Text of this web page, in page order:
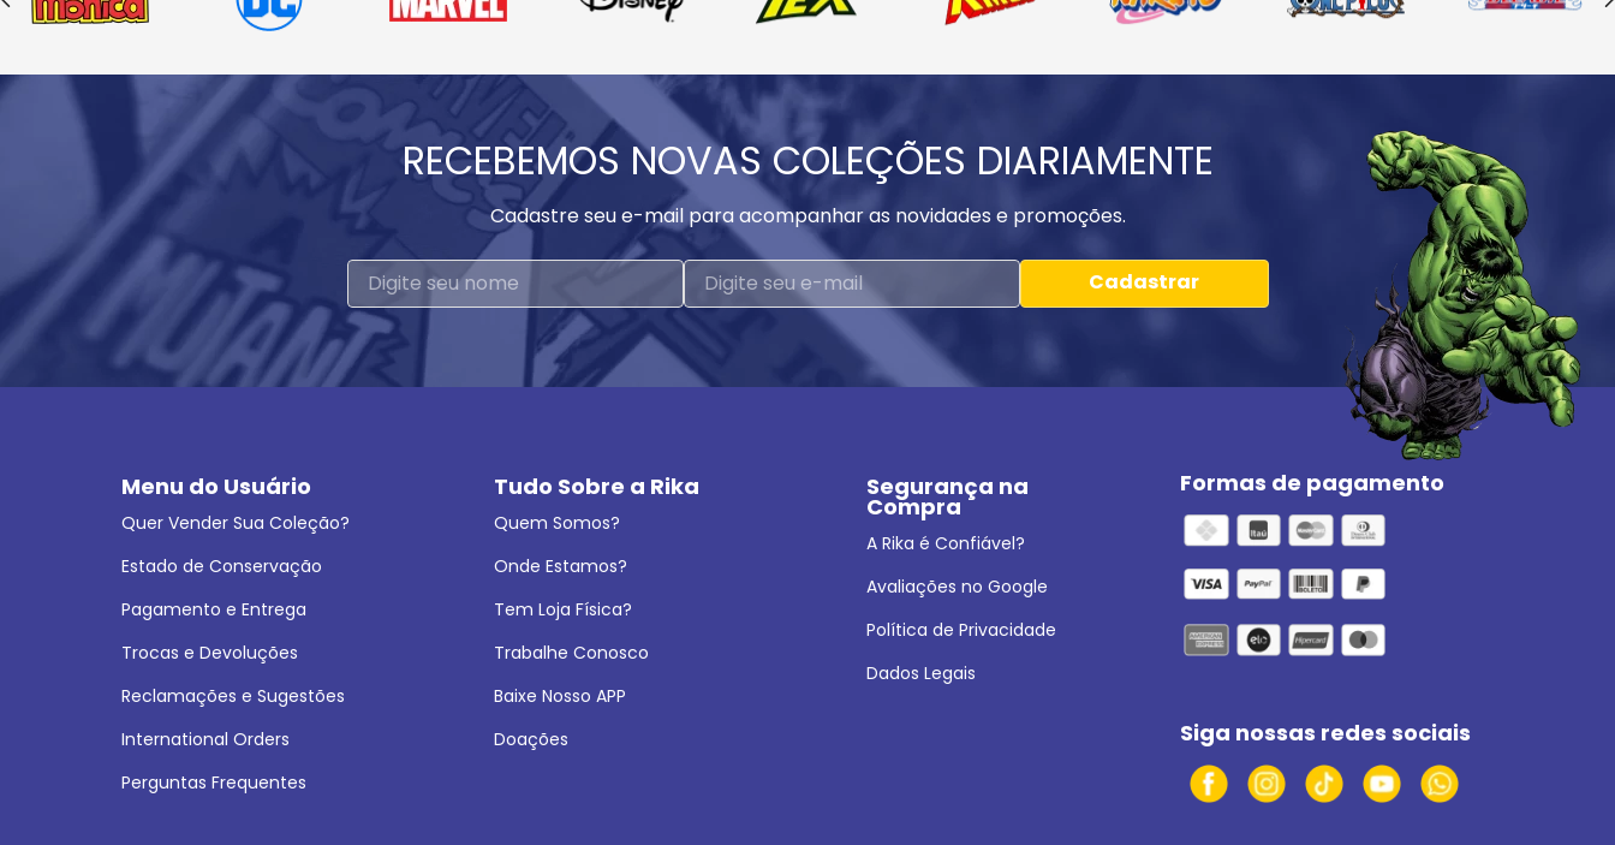
RECEBEMOS NOVAS COLEÇÕES DIARIAMENTE
Cadastre seu e-mail para acompanhar as novidades e promoções.
Cadastrar
Menu do Usuário
Quer Vender Sua Coleção?
Estado de Conservação
Pagamento e Entrega
Trocas e Devoluções
Reclamações e Sugestões
International Orders
Perguntas Frequentes
Tudo Sobre a Rika
Quem Somos?
Onde Estamos?
Tem Loja Física?
Trabalhe Conosco
Baixe Nosso APP
Doações
Segurança na
Compra
A Rika é Confiável?
Avaliações no Google
Política de Privacidade
Dados Legais
Formas de pagamento
Siga nossas redes sociais